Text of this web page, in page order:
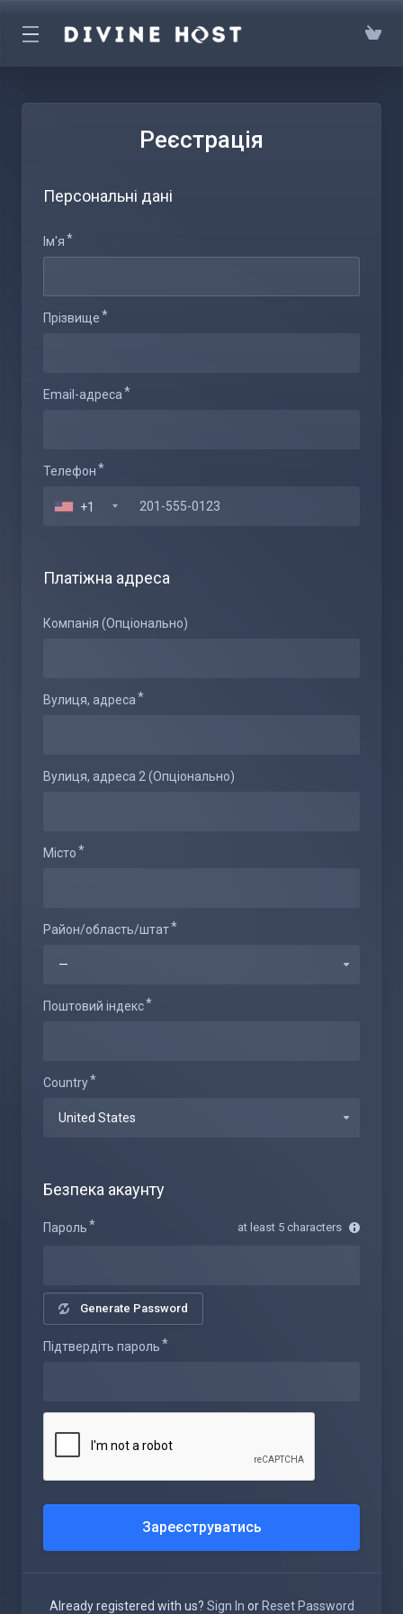
Реєстрація
Персональні дані
Ім'я
Прізвище
Email-адреса
Телефон
+1
Платіжна адреса
Компанія (Опціонально)
Вулиця, адреса
Вулиця, адреса 2 (Опціонально)
Місто
Район/область/штат
Поштовий індекс
Country
Безпека акаунту
Пароль at least 5 characters
Generate Password
Підтвердіть пароль
Already registered with us? Sign In or Reset Password